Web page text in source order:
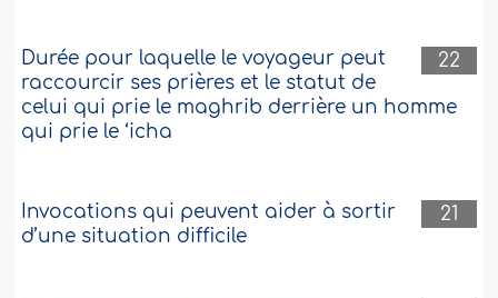
22
Durée pour laquelle le voyageur peut
raccourcir ses prières et le statut de
celui qui prie le maghrib derrière un homme
qui prie le ‘icha
21
Invocations qui peuvent aider à sortir
d’une situation difficile